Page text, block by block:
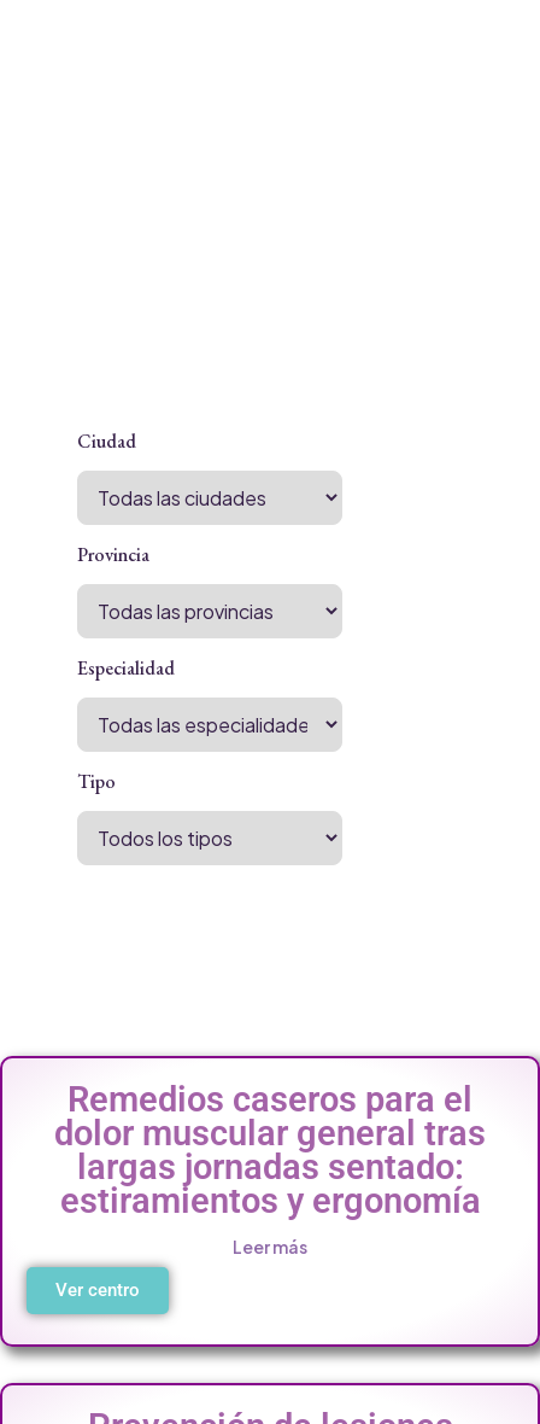
Ciudad
Provincia
Especialidad
Tipo
Remedios caseros para el
dolor muscular general tras
largas jornadas sentado:
estiramientos y ergonomía
Leer más
Ver centro